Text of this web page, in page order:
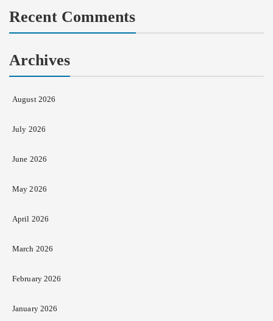
Recent Comments
Archives
August 2026
July 2026
June 2026
May 2026
April 2026
March 2026
February 2026
January 2026